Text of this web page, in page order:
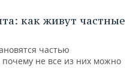
как живут частные
частью
не все из них можно